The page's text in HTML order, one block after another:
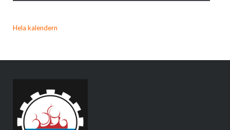
Hela kalendern